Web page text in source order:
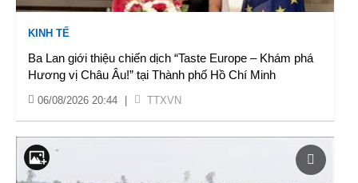
KINH TẾ
Ba Lan giới thiệu chiến dịch “Taste Europe – Khám phá
Hương vị Châu Âu!” tại Thành phố Hồ Chí Minh
06/08/2026 20:44 TTXVN